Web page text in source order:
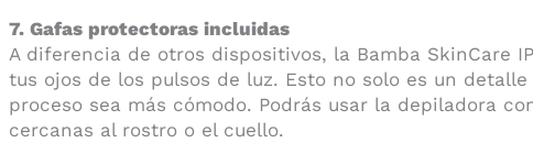
7. Gafas protectoras incluidas
A diferencia de otros dispositivos, la Bamba SkinCare
tus ojos de los pulsos de luz. Esto no solo es un
proceso sea más cómodo. Podrás usar la depiladora
cercanas al rostro o el cuello.